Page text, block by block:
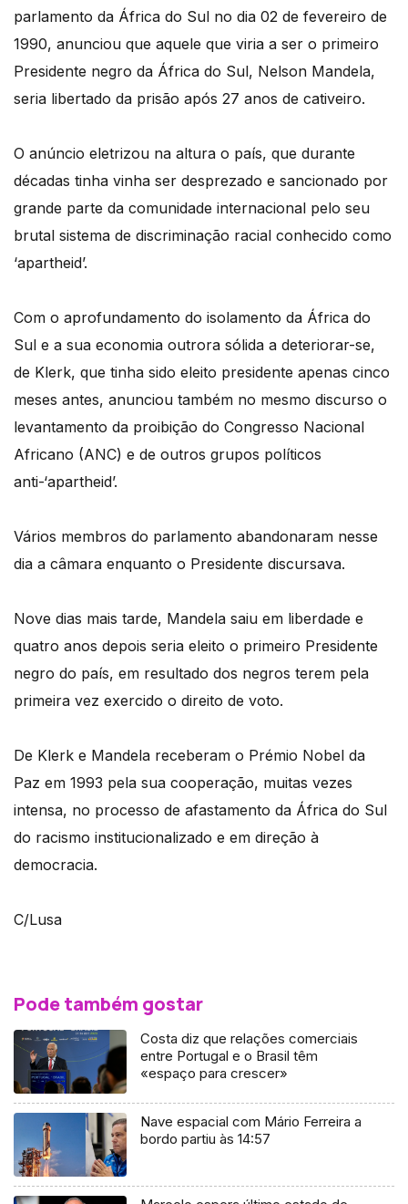
parlamento da África do Sul no dia 02 de fevereiro de
1990, anunciou que aquele que viria a ser o primeiro
Presidente negro da África do Sul, Nelson Mandela,
seria libertado da prisão após 27 anos de cativeiro.
O anúncio eletrizou na altura o país, que durante
décadas tinha vinha ser desprezado e sancionado por
grande parte da comunidade internacional pelo seu
brutal sistema de discriminação racial conhecido como
‘apartheid’.
Com o aprofundamento do isolamento da África do
Sul e a sua economia outrora sólida a deteriorar-se,
de Klerk, que tinha sido eleito presidente apenas cinco
meses antes, anunciou também no mesmo discurso o
levantamento da proibição do Congresso Nacional
Africano (ANC) e de outros grupos políticos
anti-‘apartheid’.
Vários membros do parlamento abandonaram nesse
dia a câmara enquanto o Presidente discursava.
Nove dias mais tarde, Mandela saiu em liberdade e
quatro anos depois seria eleito o primeiro Presidente
negro do país, em resultado dos negros terem pela
primeira vez exercido o direito de voto.
De Klerk e Mandela receberam o Prémio Nobel da
Paz em 1993 pela sua cooperação, muitas vezes
intensa, no processo de afastamento da África do Sul
do racismo institucionalizado e em direção à
democracia.
C/Lusa
Pode também gostar
Costa diz que relações comerciais
entre Portugal e o Brasil têm
«espaço para crescer»
Nave espacial com Mário Ferreira a
bordo partiu às 14:57